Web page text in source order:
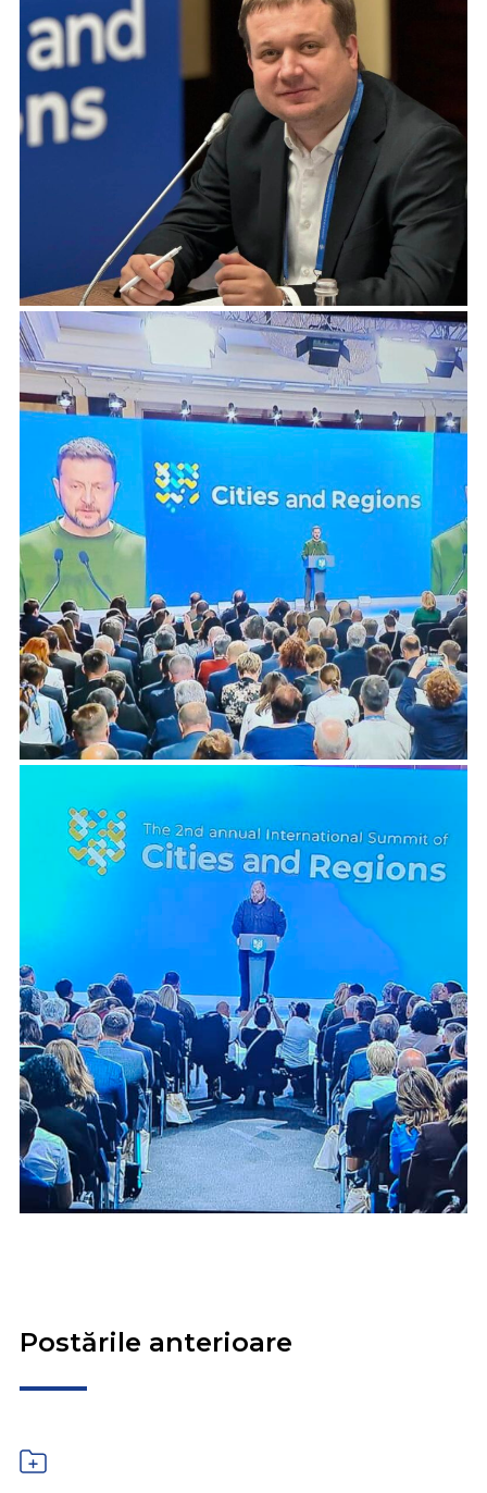
Postările anterioare